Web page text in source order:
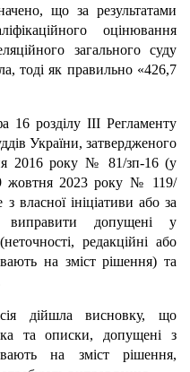
що за результатами
оцінювання
загального суду
тоді як правильно «426,7
16 розділу ІІІ Регламенту
України, затвердженого
2016 року № 81/зп-16 (у
жовтня 2023 року № 119/
власної ініціативи або за
виправити допущені у
редакційні або
на зміст рішення) та
дійшла висновку, що
та описки, допущені з
на зміст рішення,